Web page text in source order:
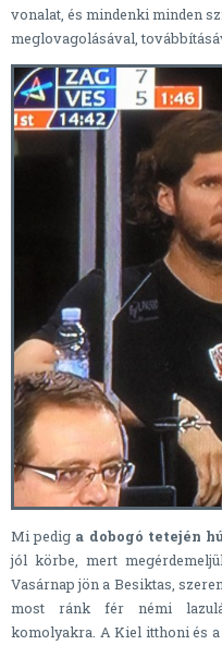
vonalat, és mindenki minden
meglovagolásával,
Mi pedig a dobogó tetején
jól körbe, mert
Vasárnap jön a Besiktas,
most ránk fér némi
komolyakra. A Kiel itthoni és a